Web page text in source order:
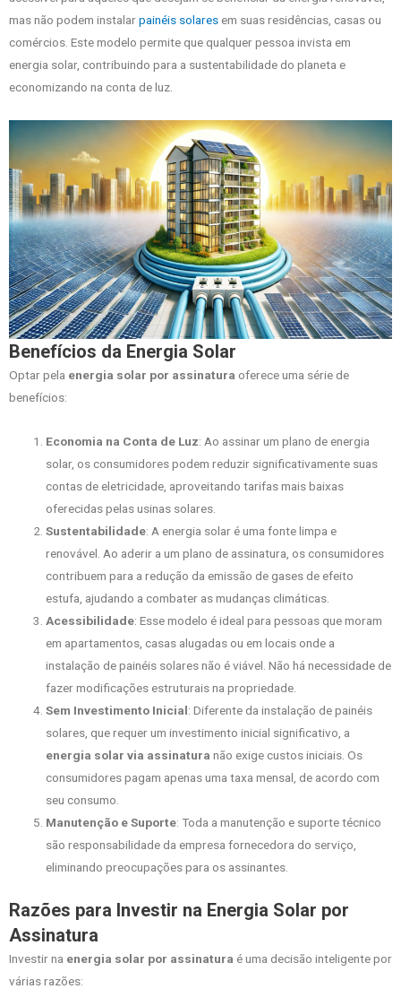
mas não podem instalarpainéis solaresem suas residências, casas ou
comércios. Este modelo permite que qualquer pessoa invista em
energia solar, contribuindo para a sustentabilidade do planeta e
economizando na conta de luz.
Benefícios da Energia Solar
Optar pela energia solar por assinatura oferece uma série de
benefícios:
Economia na Conta de Luz: Ao assinar um plano de energia
solar, os consumidores podem reduzir significativamente suas
contas de eletricidade, aproveitando tarifas mais baixas
oferecidas pelas usinas solares.
Sustentabilidade: A energia solar é uma fonte limpa e
renovável. Ao aderir a um plano de assinatura, os consumidores
contribuem para a redução da emissão de gases de efeito
estufa, ajudando a combater as mudanças climáticas.
Acessibilidade: Esse modelo é ideal para pessoas que moram
em apartamentos, casas alugadas ou em locais onde a
instalação de painéis solares não é viável. Não há necessidade de
fazer modificações estruturais na propriedade.
Sem Investimento Inicial: Diferente da instalação de painéis
solares, que requer um investimento inicial significativo, a
energia solar via assinatura não exige custos iniciais. Os
consumidores pagam apenas uma taxa mensal, de acordo com
seu consumo.
Manutenção e Suporte: Toda a manutenção e suporte técnico
são responsabilidade da empresa fornecedora do serviço,
eliminando preocupações para os assinantes.
Razões para Investir na Energia Solar por
Assinatura
Investir na energia solar por assinatura é uma decisão inteligente por
várias razões: